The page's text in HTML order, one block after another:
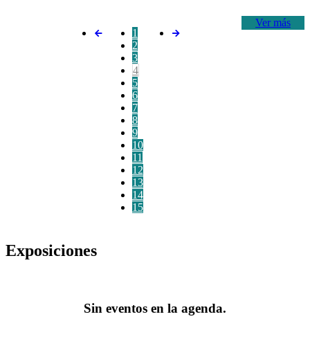
Ver más
1
2
3
4
5
6
7
8
9
10
11
12
13
14
15
Exposiciones
Sin eventos en la agenda.